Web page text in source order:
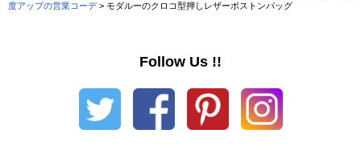
度アップの営業コーデ > モダルーのクロコ型押しレザーボストンバッグ
Follow Us !!